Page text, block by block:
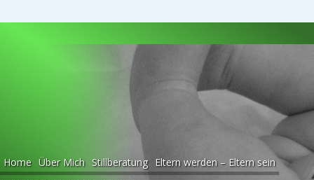
Home Über Mich Stillberatung Eltern werden – Eltern sein
Beratung rund ums Baby